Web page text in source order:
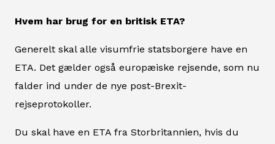
Hvem har brug for en britisk ETA?
Generelt skal alle visumfrie statsborgere have en
ETA. Det gælder også europæiske rejsende, som nu
falder ind under de nye post-Brexit-
rejseprotokoller.
Du skal have en ETA fra Storbritannien, hvis du